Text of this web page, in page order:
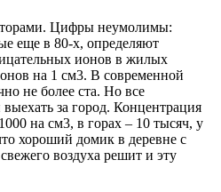
Цифры неумолимы:
еще в 80-х, определяют
ионов в жилых
на 1 см3. В современной
не более ста. Но все
за город. Концентрация
на см3, в горах – 10 тысяч, у
хороший домик в деревне с
воздуха решит и эту